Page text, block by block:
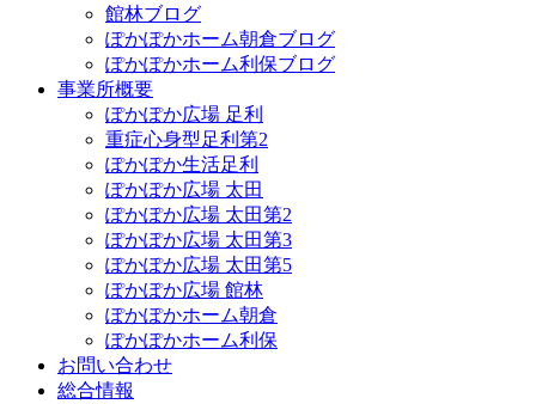
館林ブログ
ぽかぽかホーム朝倉ブログ
ぽかぽかホーム利保ブログ
事業所概要
ぽかぽか広場 足利
重症心身型足利第2
ぽかぽか生活足利
ぽかぽか広場 太田
ぽかぽか広場 太田第2
ぽかぽか広場 太田第3
ぽかぽか広場 太田第5
ぽかぽか広場 館林
ぽかぽかホーム朝倉
ぽかぽかホーム利保
お問い合わせ
総合情報